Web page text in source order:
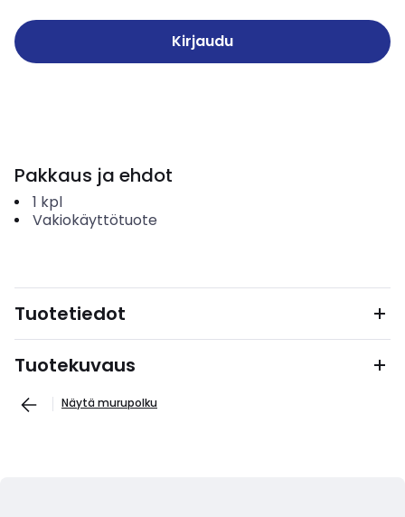
Kirjaudu
Pakkaus ja ehdot
1 kpl
Vakiokäyttötuote
Tuotetiedot
Tuotekuvaus
Näytä murupolku